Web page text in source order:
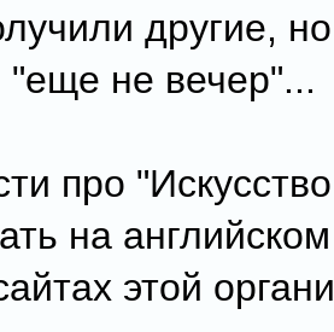
другие,
"еще не вечер"...
про
на
этой